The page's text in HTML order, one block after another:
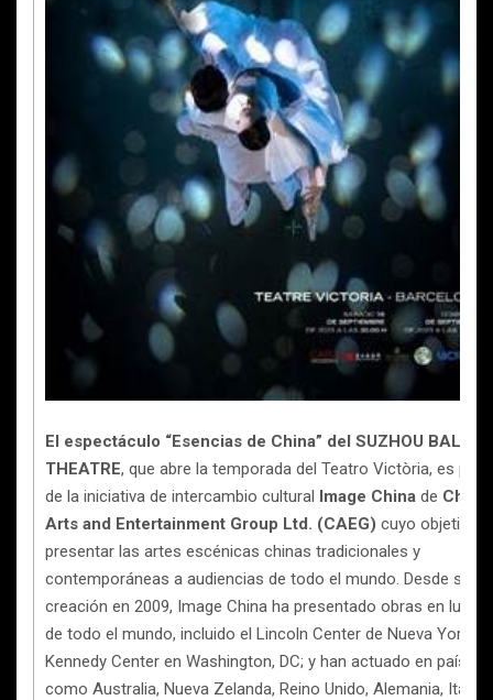
El espectáculo “Esencias de China” del SUZHOU BALLET
THEATRE, que abre la temporada del Teatro Victòria, es
de la iniciativa de intercambio cultural Image China de China
Arts and Entertainment Group Ltd. (CAEG) cuyo objetivo
presentar las artes escénicas chinas tradicionales y
contemporáneas a audiencias de todo el mundo. Desde su
creación en 2009, Image China ha presentado obras en
de todo el mundo, incluido el Lincoln Center de Nueva York; El
Kennedy Center en Washington, DC; y han actuado en países
como Australia, Nueva Zelanda, Reino Unido, Alemania, Italia